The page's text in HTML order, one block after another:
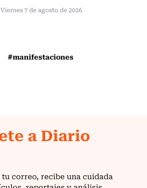
Viernes 7 de agosto de 2026
#manifestaciones